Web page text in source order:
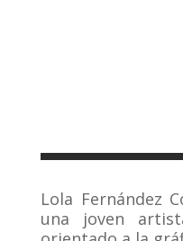
Lola Fernández
una joven